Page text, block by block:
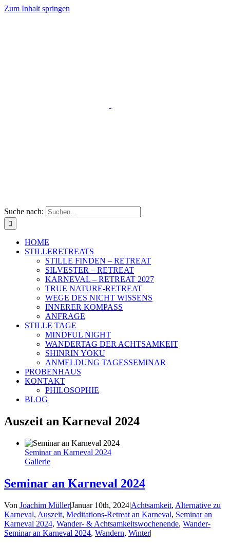
Zum Inhalt springen
Suche nach:
HOME
STILLERETREATS
STILLE FINDEN – RETREAT
SILVESTER – RETREAT
KARNEVAL – RETREAT 2027
TRUE NATURE-RETREAT
WEGE DES NICHT WISSENS
INNERER KOMPASS
ANFRAGE
STILLE TAGE
MINDFUL NIGHT
WANDERTAG DER ACHTSAMKEIT
SHINRIN YOKU
ANMELDUNG TAGESSEMINAR
PROBENHAUS
KONTAKT
PHILOSOPHIE
BLOG
Auszeit an Karneval 2024
Seminar an Karneval 2024
Gallerie
Seminar an Karneval 2024
Von Joachim Müller|Januar 10th, 2024|Achtsamkeit, Alternative zu
Karneval, Auszeit, Meditations-Retreat an Karneval, Seminar an
Karneval 2024, Wander- & Achtsamkeitswochenende, Wander-
Seminar an Karneval 2024, Wandern, Winter|